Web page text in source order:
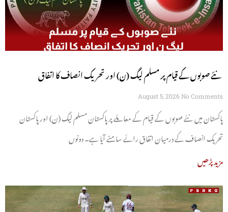
نئے صوبوں کے قیام پر مسلم لیگ (ن) اور تحریک انصاف کا اتفاق
August 5, 2026 No Comments
پاکستان میں نئے صوبوں کے قیام کے معاملے پر پاکستان مسلم لیگ (ن) اور پاکستان
تحریک انصاف کے درمیان اتفاق رائے سامنے آیا ہے۔ دونوں
مزید پڑھیں